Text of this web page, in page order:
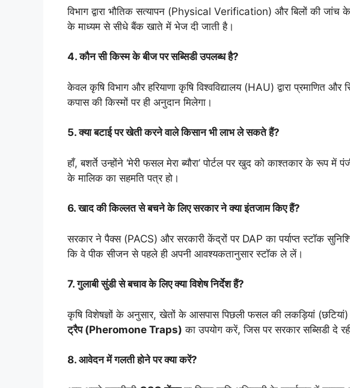
विभाग द्वारा भौतिक सत्यापन (Physical Verification) और बिलों की जांच
के माध्यम से सीधे बैंक खाते में भेज दी जाती है।
4. कौन सी किस्म के बीज पर सब्सिडी उपलब्ध है?
केवल कृषि विभाग और हरियाणा कृषि विश्वविद्यालय (HAU) द्वारा प्रमाणित और
कपास की किस्मों पर ही अनुदान मिलेगा।
5. क्या बटाई पर खेती करने वाले किसान भी लाभ ले सकते हैं?
हाँ, बशर्ते उन्होंने ‘मेरी फसल मेरा ब्यौरा’ पोर्टल पर खुद को काश्तकार के रूप
के मालिक का सहमति पत्र हो।
6. खाद की किल्लत से बचने के लिए सरकार ने क्या इंतजाम किए हैं?
सरकार ने पैक्स (PACS) और सरकारी केंद्रों पर DAP का पर्याप्त स्टॉक
कि वे पीक सीजन से पहले ही अपनी आवश्यकतानुसार स्टॉक ले लें।
7. गुलाबी सुंडी से बचाव के लिए क्या विशेष निर्देश हैं?
कृषि विशेषज्ञों के अनुसार, खेतों के आसपास पिछली फसल की लकड़ियां (छटियां)
ट्रैप (Pheromone Traps) का उपयोग करें, जिस पर सरकार सब्सिडी दे
8. आवेदन में गलती होने पर क्या करें?